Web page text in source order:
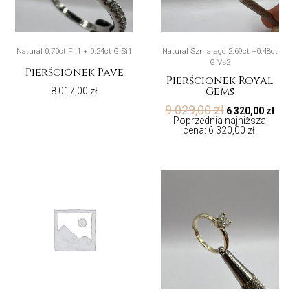
Natural 0.70ct F I1 + 0.24ct G Si1
Pierścionek Pave
8 017,00 zł
Natural Szmaragd 2.69ct +0.48ct
G Vs2
Pierścionek Royal
Gems
9 029,00zł 6 320,00 zł
Poprzednia najniższa
cena: 6 320,00 zł.